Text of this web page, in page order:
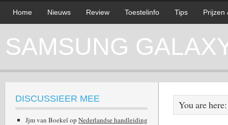
Home Nieuws Review Toestelinfo Tips Prijzen
SAMSUNG
You are
DISCUSSIEER MEE
Jjm van Boekel op Nederlandse handleiding